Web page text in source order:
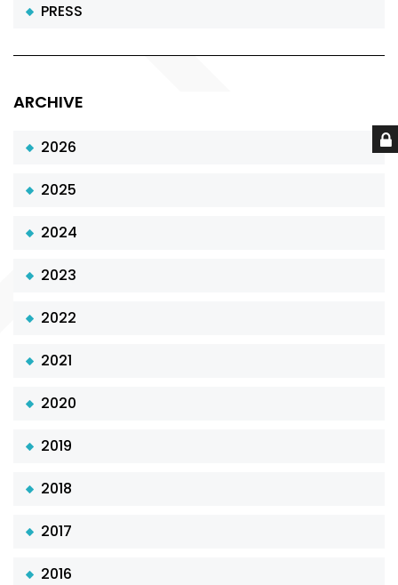
PRESS
ARCHIVE
2026
2025
2024
2023
2022
2021
2020
2019
2018
2017
2016